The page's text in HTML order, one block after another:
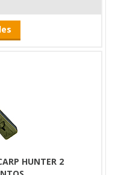
HUNTER 2